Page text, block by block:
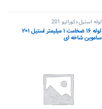
لوله استیل دکوراتیو 201
لوله ۱۶ ضخامت ۱ میلیمتر استیل ۲۰۱
ساموین شاخه ای